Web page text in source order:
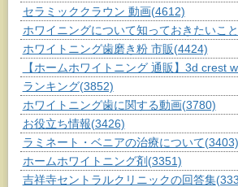
セラミッククラウン 動画(4612)
ホワイニングについて知っておきたいこと
ホワイトニング歯磨き粉 市販(4424)
【ホームホワイトニング 通販】3d crest
ランキング(3852)
ホワイトニング歯に関する動画(3780)
お役立ち情報(3426)
ラミネート・ベニアの治療について(3403)
ホームホワイトニング剤 (3351)
吉祥寺セントラルクリニックの回答集